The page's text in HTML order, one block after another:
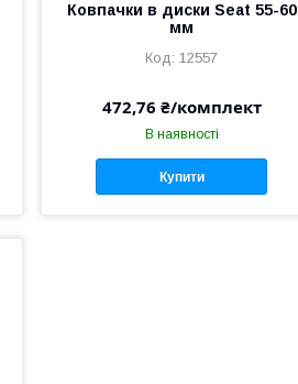
Ковпачки в диски Seat 55-60
мм
12557
472,76 ₴/комплект
В наявності
Купити